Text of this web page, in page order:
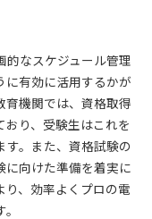
的なスケジュール管理
に有効に活用するかが
育機関では、資格取得
り、受験生はこれを
。また、資格試験の
に向けた準備を着実に
、効率よくプロの電